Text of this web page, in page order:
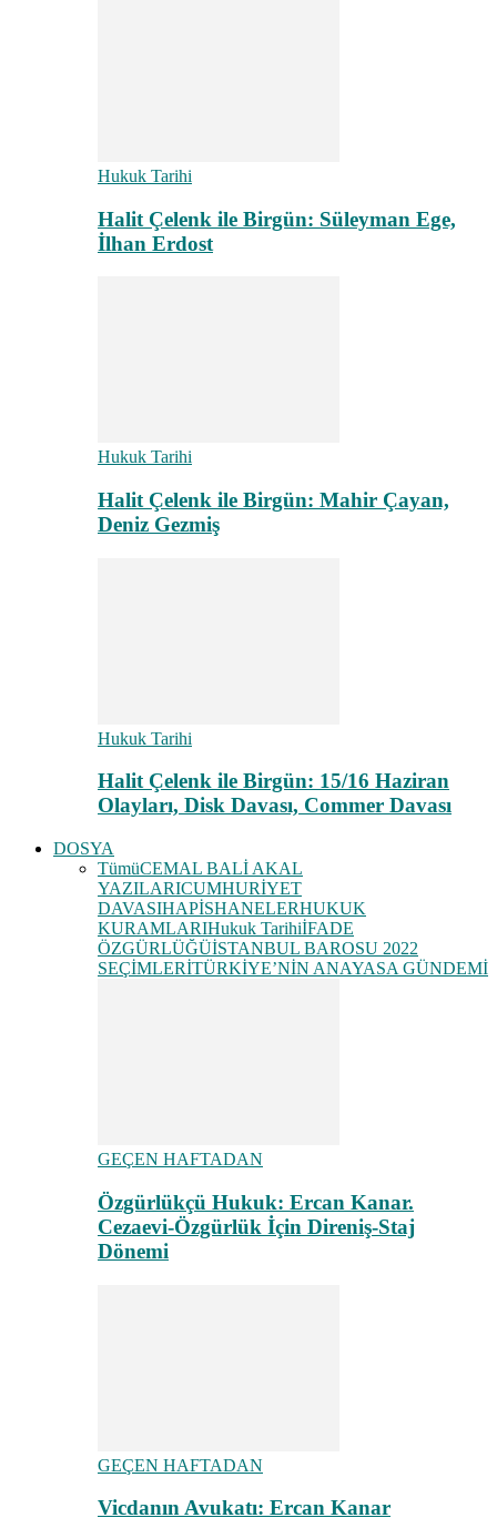
Hukuk Tarihi
Halit Çelenk ile Birgün: Süleyman Ege,
İlhan Erdost
Hukuk Tarihi
Halit Çelenk ile Birgün: Mahir Çayan,
Deniz Gezmiş
Hukuk Tarihi
Halit Çelenk ile Birgün: 15/16 Haziran
Olayları, Disk Davası, Commer Davası
DOSYA
TümüCEMAL BALİ AKAL
YAZILARICUMHURİYET
DAVASIHAPİSHANELERHUKUK
KURAMLARIHukuk TarihiİFADE
ÖZGÜRLÜĞÜİSTANBUL BAROSU 2022
SEÇİMLERİTÜRKİYE’NİN ANAYASA GÜNDEMİ
GEÇEN HAFTADAN
Özgürlükçü Hukuk: Ercan Kanar.
Cezaevi-Özgürlük İçin Direniş-Staj
Dönemi
GEÇEN HAFTADAN
Vicdanın Avukatı: Ercan Kanar